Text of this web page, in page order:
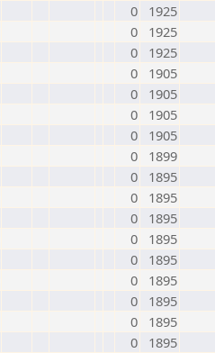
0
1925
0
1925
0
1925
0
1905
0
1905
0
1905
0
1905
0
1899
0
1895
0
1895
0
1895
0
1895
0
1895
0
1895
0
1895
0
1895
0
1895